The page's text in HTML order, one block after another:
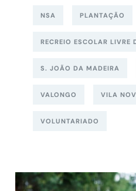
NSA PLANTAÇÃO
RECREIO ESCOLAR LIVRE
S. JOÃO DA MADEIRA
VALONGO VILA
VOLUNTARIADO